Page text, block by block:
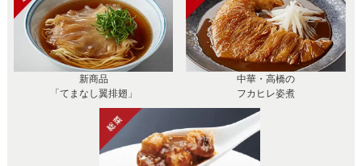
新商品
「てまなし翼排翅」
中華・高橋の
フカヒレ姿煮